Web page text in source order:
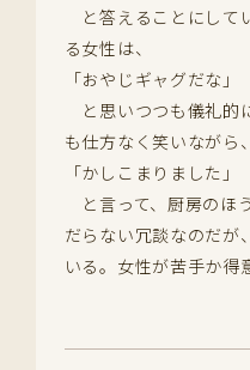
と答えることにして
る女性は、
「おやじギャグだな」
と思いつつも儀礼的
も仕方なく笑いながら、
「かしこまりました」
と言って、厨房のほ
だらない冗談なのだが
いる。女性が苦手か